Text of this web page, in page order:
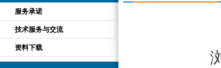
服务承诺
技术服务与交流
资料下载